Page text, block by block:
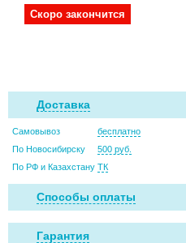
Скоро закончится
Доставка
Самовывоз
бесплатно
По Новосибирску
500 руб.
По РФ и Казахстану ТК
Способы оплаты
Гарантия